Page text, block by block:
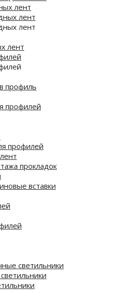
лент
лент
лент
лент
профиль
профилей
профилей
прокладок
вставки
светильники